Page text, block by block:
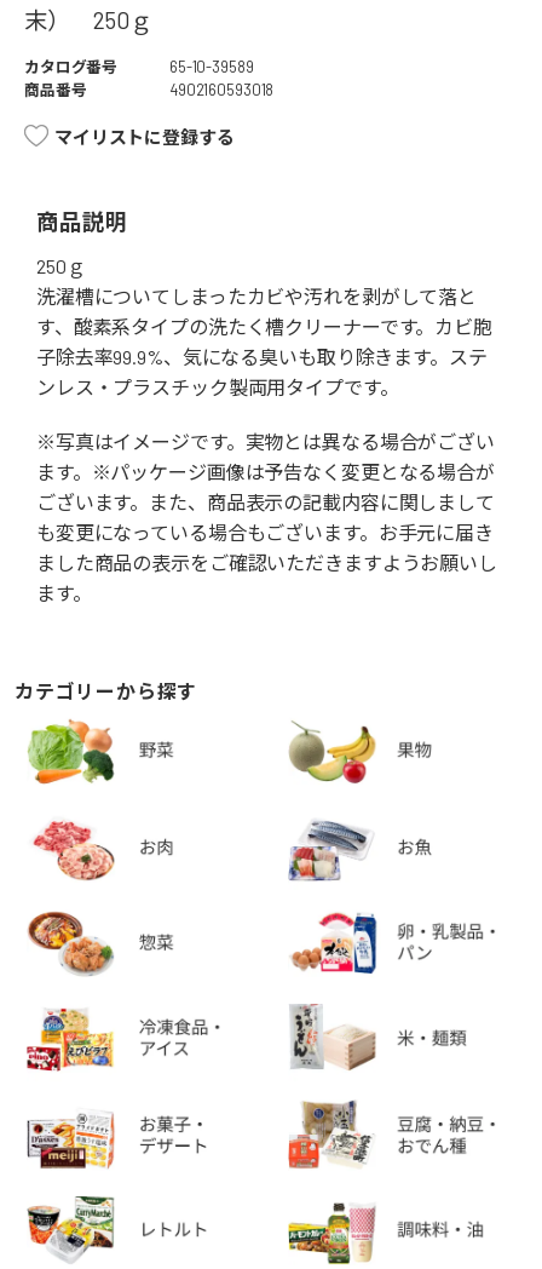
末） 250ｇ
カタログ番号
65-10-39589
商品番号
4902160593018
マイリストに登録する
商品説明
250ｇ
洗濯槽についてしまったカビや汚れを剥がして落と
す、酸素系タイプの洗たく槽クリーナーです。カビ胞
子除去率99.9%、気になる臭いも取り除きます。ステ
ンレス・プラスチック製両用タイプです。
※写真はイメージです。実物とは異なる場合がござい
ます。※パッケージ画像は予告なく変更となる場合が
ございます。また、商品表示の記載内容に関しまして
も変更になっている場合もございます。お手元に届き
ました商品の表示をご確認いただきますようお願いし
ます。
カテゴリーから探す